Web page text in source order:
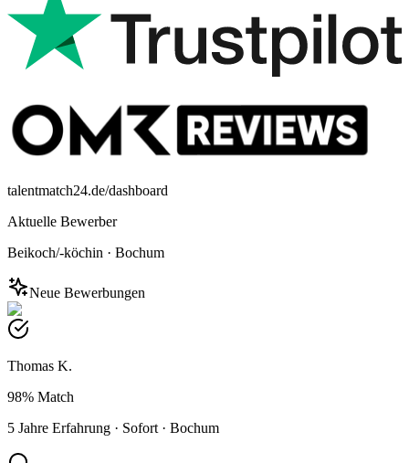
talentmatch24.de/dashboard
Aktuelle Bewerber
Beikoch/-köchin · Bochum
Neue Bewerbungen
Thomas K.
98% Match
5 Jahre Erfahrung · Sofort · Bochum